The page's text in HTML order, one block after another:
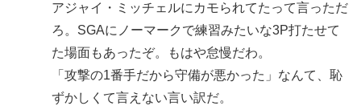
アジャイ・ミッチェルにカモられてたって言っただ
ろ。SGAにノーマークで練習みたいな3P打たせて
た場面もあったぞ。もはや怠慢だわ。
「攻撃の1番手だから守備が悪かった」なんて、恥
ずかしくて言えない言い訳だ。